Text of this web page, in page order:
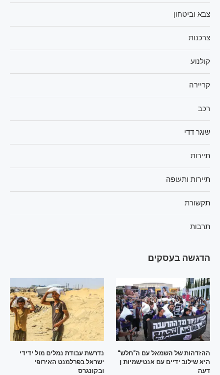
צבא וביטחון
צרכנות
קולנוע
קריירה
רכב
שוגר דדי
תיירות
תיירות ותעופה
תקשורת
תרבות
הדגשה בעסקים
ההזדהות של השמאל עם ה"חלש"
היא שילוב ידיים עם אנטישמיות |
דעה
נדרשת עבודת נמלים מול ידידי
ישראל בפרלמנט האירופי
ובקונגרס